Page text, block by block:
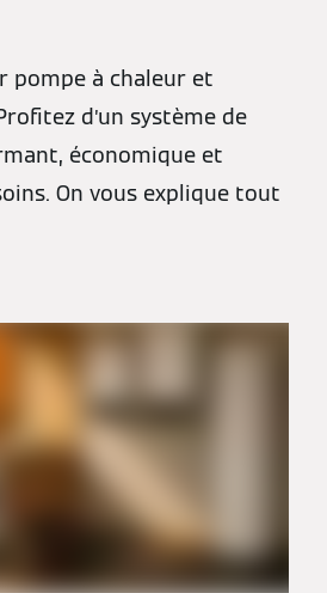
pompe à chaleur et
d’un système de
économique et
On vous explique tout